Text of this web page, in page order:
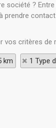
société ?
vos critères de
km 1 Type